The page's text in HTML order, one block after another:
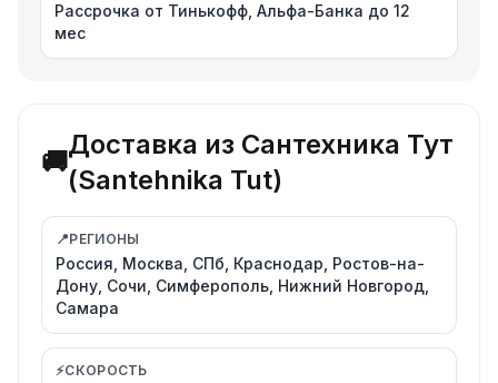
Рассрочка от Тинькофф, Альфа-Банка до 12
мес
🚚
Доставка из Сантехника Тут
(Santehnika Tut)
📍РЕГИОНЫ
Россия, Москва, СПб, Краснодар, Ростов-на-
Дону, Сочи, Симферополь, Нижний Новгород,
Самара
⚡СКОРОСТЬ